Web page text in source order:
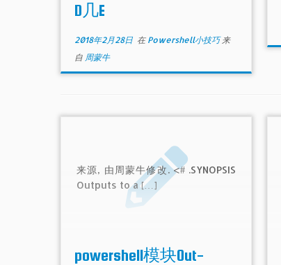
D几E
2018年2月28日 在 Powershell小技巧来
自 周蒙牛
来源, 由周蒙牛修改. <# .SYNOPSIS
Outputs to a […]
powershell模块Out-